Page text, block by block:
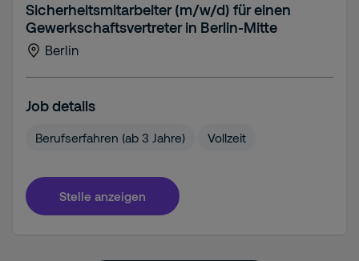
Sicherheitsmitarbeiter (m/w/d) für einen
Gewerkschaftsvertreter in Berlin-Mitte
Berlin
Job details
Berufserfahren (ab 3 Jahre) Vollzeit
Stelle anzeigen